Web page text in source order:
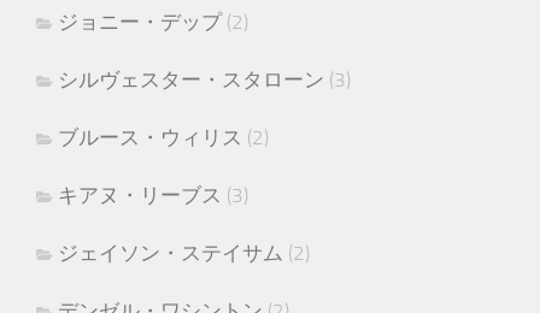
ジョニー・デップ(2)
シルヴェスター・スタローン (3)
ブルース・ウィリス (2)
キアヌ・リーブス (3)
ジェイソン・ステイサム (2)